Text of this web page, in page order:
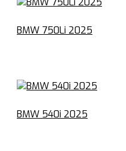
BMW 750Li 2025
BMW 540i 2025